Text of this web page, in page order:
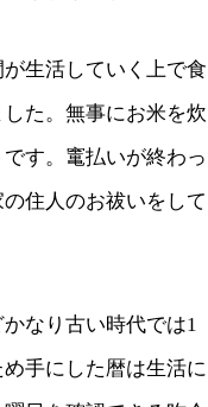
生活していく上で食
た。無事にお米を炊
す。竃払いが終わっ
住人のお祓いをして
なり古い時代では1
手にした暦は生活に